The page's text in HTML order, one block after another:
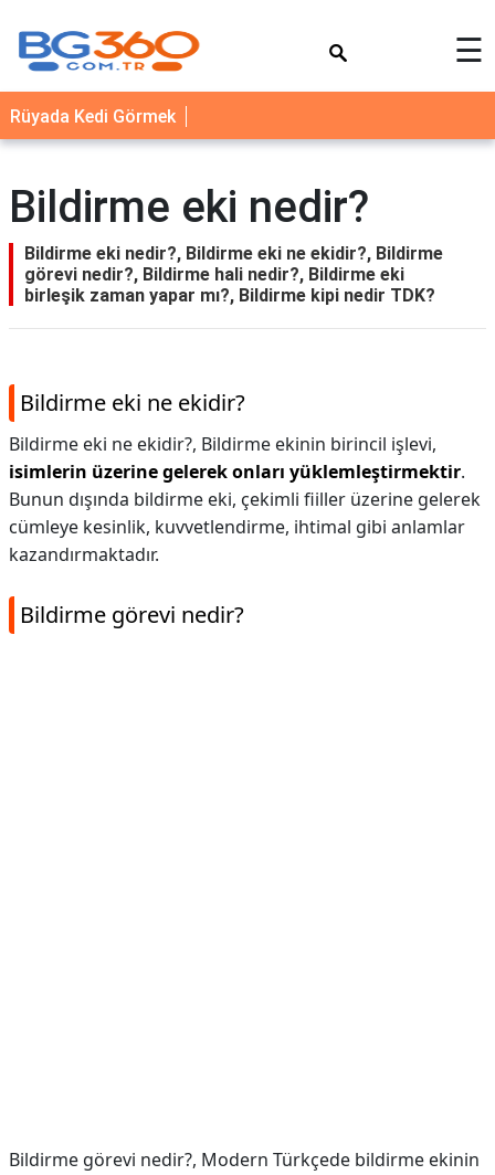
YEMEK
TARİFLERİ
NEDİR
FAYDALARI
SAĞLIK
İLETİŞİM
☰
Rüyada Kedi Görmek
Bildirme eki nedir?
Bildirme eki nedir?, Bildirme eki ne ekidir?, Bildirme
görevi nedir?, Bildirme hali nedir?, Bildirme eki
birleşik zaman yapar mı?, Bildirme kipi nedir TDK?
Bildirme eki ne ekidir?
Bildirme eki ne ekidir?, Bildirme ekinin birincil işlevi,
isimlerin üzerine gelerek onları yüklemleştirmektir.
Bunun dışında bildirme eki, çekimli fiiller üzerine gelerek
cümleye kesinlik, kuvvetlendirme, ihtimal gibi anlamlar
kazandırmaktadır.
Bildirme görevi nedir?
Bildirme görevi nedir?, Modern Türkçede bildirme ekinin